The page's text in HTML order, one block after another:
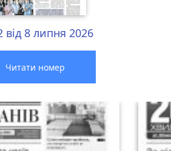
8 липня 2026
Читати номер